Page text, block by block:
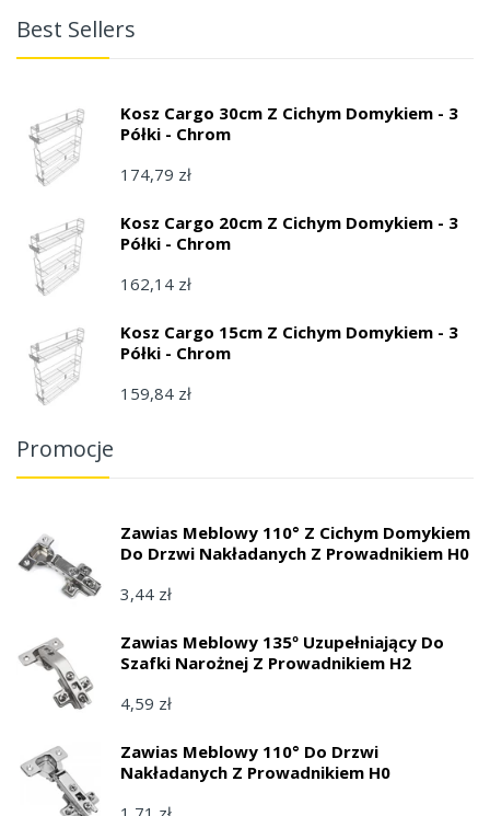
Best Sellers
Kosz Cargo 30cm Z Cichym Domykiem - 3
Półki - Chrom
174,79 zł
Kosz Cargo 20cm Z Cichym Domykiem - 3
Półki - Chrom
162,14 zł
Kosz Cargo 15cm Z Cichym Domykiem - 3
Półki - Chrom
159,84 zł
Promocje
Zawias Meblowy 110° Z Cichym Domykiem
Do Drzwi Nakładanych Z Prowadnikiem H0
3,44 zł
Zawias Meblowy 135º Uzupełniający Do
Szafki Narożnej Z Prowadnikiem H2
4,59 zł
Zawias Meblowy 110° Do Drzwi
Nakładanych Z Prowadnikiem H0